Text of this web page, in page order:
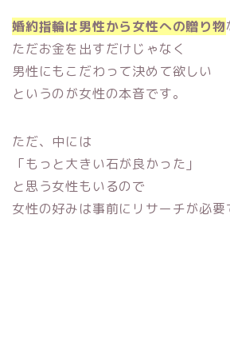
婚約指輪は男性から女性への贈り物
ただお金を出すだけじゃなく
男性にもこだわって決めて欲しい
というのが女性の本音です。
ただ、中には
「もっと大きい石が良かった」
と思う女性もいるので
女性の好みは事前にリサーチが必要